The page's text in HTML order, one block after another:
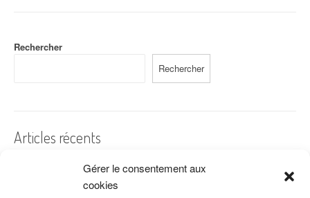
Gérer le consentement aux
cookies
Rechercher
Rechercher
Articles récents
A quelles dates de l’année offre-t-on des fleurs ?
Les fleurs préférées des Français